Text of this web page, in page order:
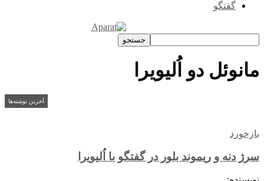
گفتگو
مانوئل دو اُلیویرا
آخرین نوشته‌ها
بازخورد
سرژ دنه و ریموند بلور در گفتگو با اُلیویرا